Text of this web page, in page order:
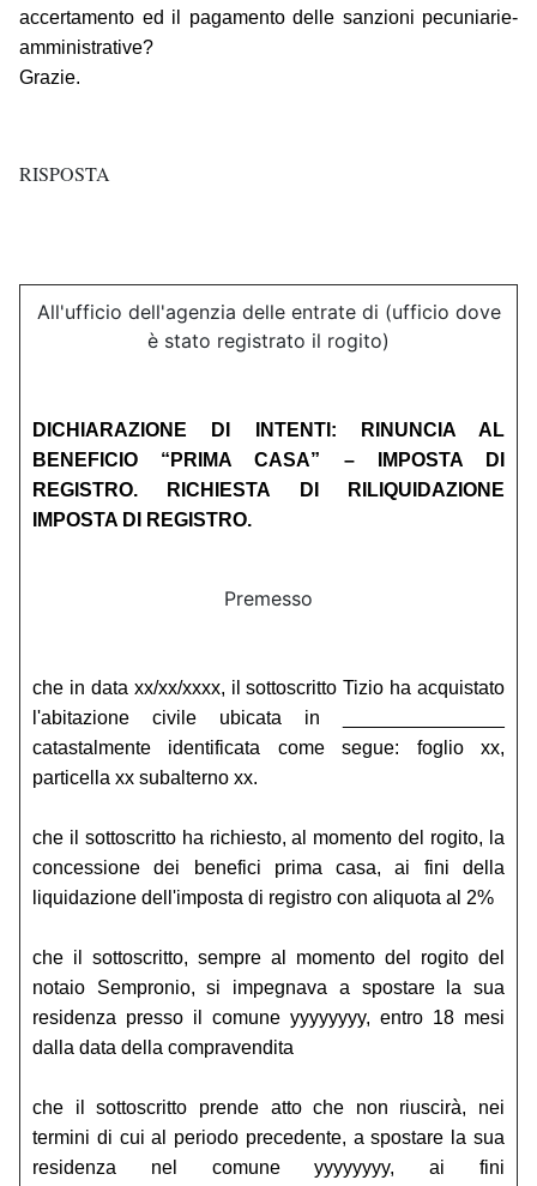
accertamento ed il pagamento delle sanzioni pecuniarie-
amministrative?
Grazie.
RISPOSTA
All'ufficio dell'agenzia delle entrate di (ufficio dove
è stato registrato il rogito)
DICHIARAZIONE DI INTENTI: RINUNCIA AL
BENEFICIO “PRIMA CASA” – IMPOSTA DI
REGISTRO. RICHIESTA DI RILIQUIDAZIONE
IMPOSTA DI REGISTRO.
Premesso
che in data xx/xx/xxxx, il sottoscritto Tizio ha acquistato
l'abitazione civile ubicata in _______________
catastalmente identificata come segue: foglio xx,
particella xx subalterno xx.
che il sottoscritto ha richiesto, al momento del rogito, la
concessione dei benefici prima casa, ai fini della
liquidazione dell'imposta di registro con aliquota al 2%
che il sottoscritto, sempre al momento del rogito del
notaio Sempronio, si impegnava a spostare la sua
residenza presso il comune yyyyyyyy, entro 18 mesi
dalla data della compravendita
che il sottoscritto prende atto che non riuscirà, nei
termini di cui al periodo precedente, a spostare la sua
residenza nel comune yyyyyyyy, ai fini